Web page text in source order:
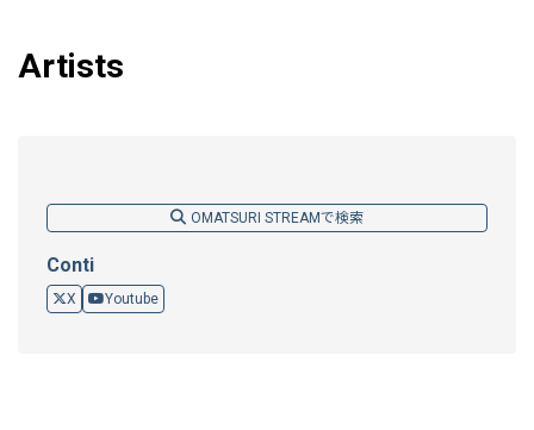
Artists
OMATSURI STREAMで検索
Conti
X Youtube